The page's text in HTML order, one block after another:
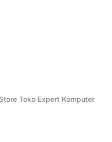
Toko Expert Komputer